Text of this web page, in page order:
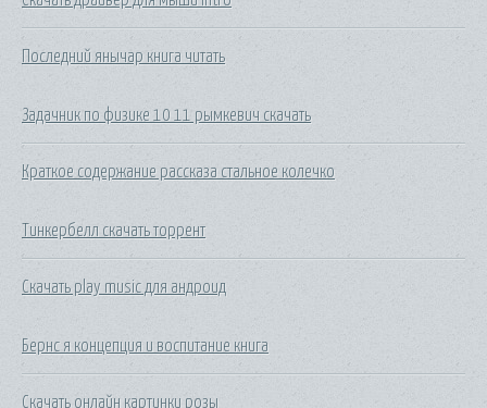
Последний янычар книга читать
Задачник по физике 10 11 рымкевич скачать
Краткое содержание рассказа стальное колечко
Тинкербелл скачать торрент
Скачать play music для андроид
Бернс я концепция и воспитание книга
Скачать онлайн картинки розы